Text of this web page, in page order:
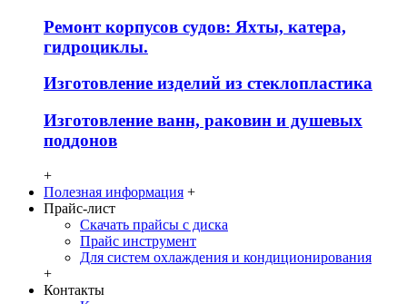
Ремонт корпусов судов: Яхты, катера,
гидроциклы.
Изготовление изделий из стеклопластика
Изготовление ванн, раковин и душевых
поддонов
+
Полезная информация +
Прайс-лист
Скачать прайсы с диска
Прайс инструмент
Для систем охлаждения и кондиционирования
+
Контакты